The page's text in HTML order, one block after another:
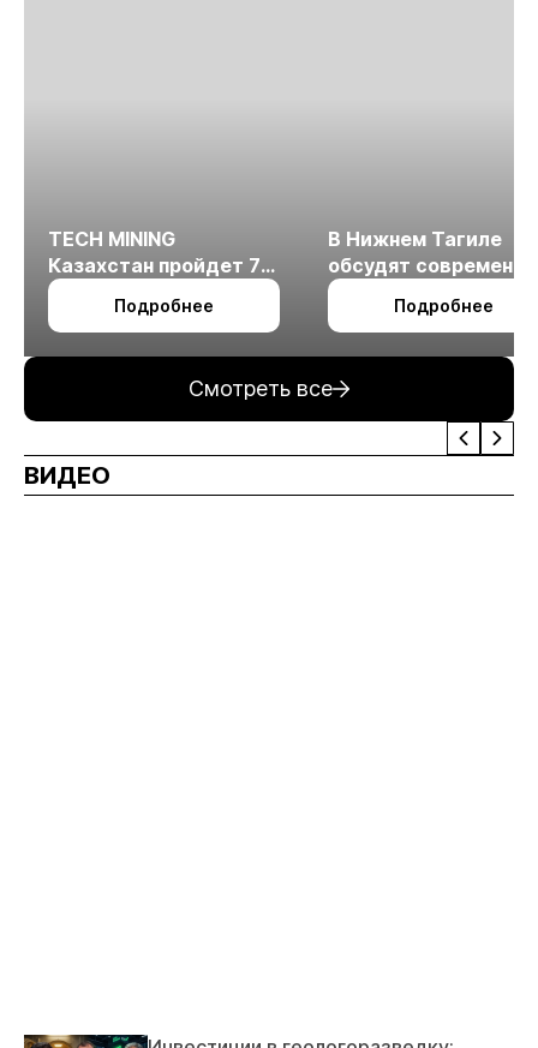
TECH MINING
Казахстан пройдет 7
октября в Алматы
Подробнее
В Нижнем Тагиле
обсудят
технологии
измельчения
Подробнее
Смотреть все
ВИДЕО